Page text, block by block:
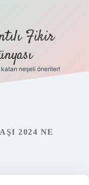
Fikir
neşeli öneriler!
2024 NE